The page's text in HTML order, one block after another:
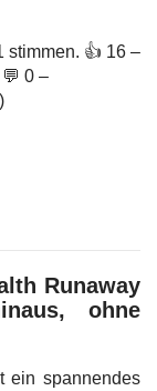
stimmen. 👍 16 –
0 –
Runaway
ohne
ein spannendes